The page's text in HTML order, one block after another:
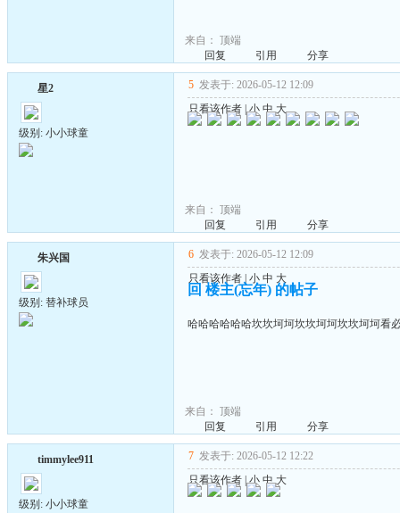
来自： 顶端
回复
引用 分享
星2
级别: 小小球童
5 发表于: 2026-05-12 12:09
只看该作者 |小 中 大
来自： 顶端
回复
引用 分享
朱兴国
级别: 替补球员
6 发表于: 2026-05-12 12:09
只看该作者| 小 中 大
回 楼主(忘年) 的帖子
哈哈哈哈哈哈坎坎坷坷坎坎坷坷坎坎坷坷看
来自： 顶端
回复
引用 分享
timmylee911
级别: 小小球童
7 发表于: 2026-05-12 12:22
只看该作者 |小 中 大